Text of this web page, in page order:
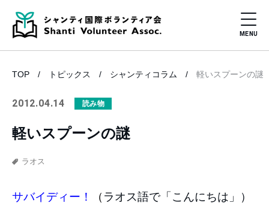
TOP トピックス シャンティコラム 軽いスプーンの謎
2012.04.14 読み物
軽いスプーンの謎
ラオス
サバイディー！ （ ラオス語で「こんにちは」）